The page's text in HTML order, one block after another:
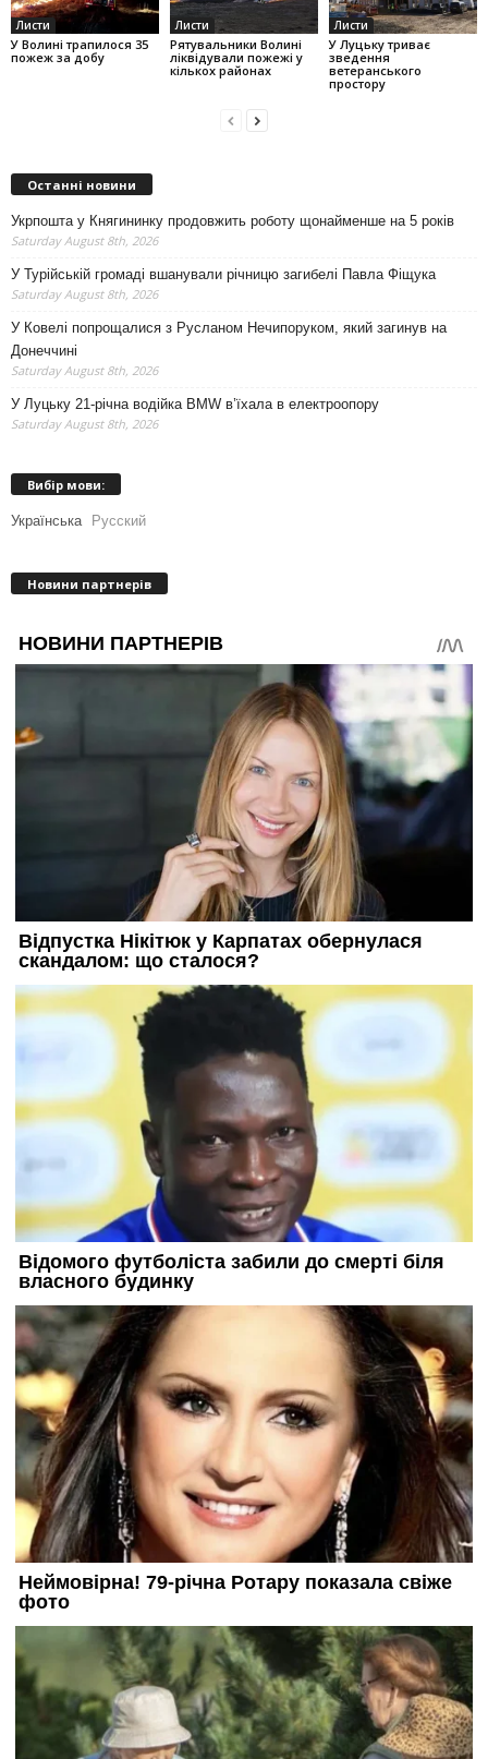
Листи
У Волині трапилося 35
пожеж за добу
Листи
Рятувальники Волині
ліквідували пожежі у
кількох районах
Листи
У Луцьку триває
зведення
ветеранського
простору
Останні новини
Укрпошта у Княгининку продовжить роботу щонайменше на 5 років
Saturday August 8th, 2026
У Турійській громаді вшанували річницю загибелі Павла Фіщука
Saturday August 8th, 2026
У Ковелі попрощалися з Русланом Нечипоруком, який загинув на
Донеччині
Saturday August 8th, 2026
У Луцьку 21-річна водійка BMW в’їхала в електроопору
Saturday August 8th, 2026
Вибір мови:
Українська Русский
Новини партнерів